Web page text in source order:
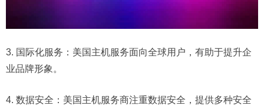
3. 国际化服务：美国主机服务面向全球用户，有助于提升企
业品牌形象。
4. 数据安全：美国主机服务商注重数据安全，提供多种安全